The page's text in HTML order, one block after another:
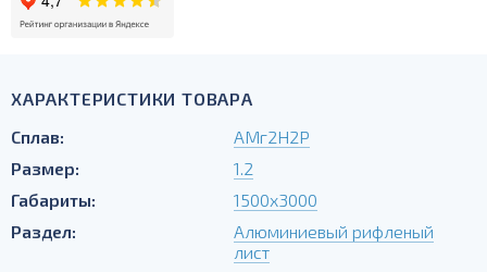
ХАРАКТЕРИСТИКИ ТОВАРА
Сплав:
АМг2Н2P
Размер:
1.2
Габариты:
1500х3000
Раздел:
Алюминиевый рифленый
лист